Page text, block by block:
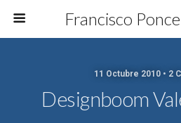
Francisco
11 Octubre 2010 • 2
Designboom